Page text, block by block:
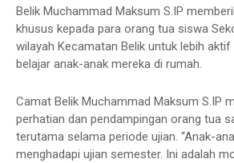
Belik Muchammad Maksum S.IP
khusus kepada para orang tua siswa
wilayah Kecamatan Belik untuk lebih
belajar anak-anak mereka di rumah.
Camat Belik Muchammad Maksum S.IP
perhatian dan pendampingan orang tua
terutama selama periode ujian. “Anak-
menghadapi ujian semester. Ini adalah